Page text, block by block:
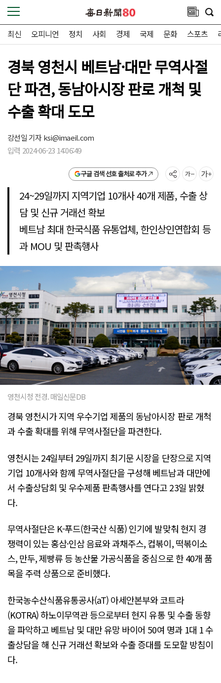
최신 오피니언 정치 사회 경제 국제 문화 스포츠
경북 영천시 베트남·대만 무역사절
단 파견, 동남아시장 판로 개척 및
수출 확대 도모
강선일 기자ksi@imaeil.com
입력 2024-06-23 14:06:49
구글 검색 선호 출처로 추가
24~29일까지 지역기업 10개사 40개 제품, 수출 상
담 및 신규 거래선 확보
베트남 최대 한국식품 유통업체, 한인상인연합회 등
과 MOU 및 판촉행사
영천시청 전경. 매일신문DB
경북 영천시가 지역 우수기업 제품의 동남아시장 판로 개척
과 수출 확대를 위해 무역사절단을 파견한다.
영천시는 24일부터 29일까지 최기문 시장을 단장으로 지역
기업 10개사와 함께 무역사절단을 구성해 베트남과 대만에
서 수출상담회 및 우수제품 판촉행사를 연다고 23일 밝혔
다.
무역사절단은 K-푸드(한국산 식품) 인기에 발맞춰 현지 경
쟁력이 있는 홍삼·인삼 음료와 과채주스, 컵볶이, 떡볶이소
스, 만두, 제빵류 등 농산물 가공식품을 중심으로 한 40개 품
목을 주력 상품으로 준비했다.
한국농수산식품유통공사(aT) 아세안본부와 코트라
(KOTRA) 하노이무역관 등으로부터 현지 유통 및 수출 동향
을 파악하고 베트남 및 대만 유망 바이어 50여 명과 1대 1 수
출상담을 해 신규 거래선 확보와 수출 증대를 도모할 방침이
다.